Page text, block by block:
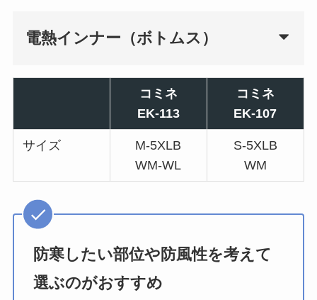
電熱インナー（ボトムス）
コミネ
EK-113
コミネ
EK-107
サイズ
M-5XLB
WM-WL
S-5XLB
WM
防寒したい部位や防風性を考えて
選ぶのがおすすめ